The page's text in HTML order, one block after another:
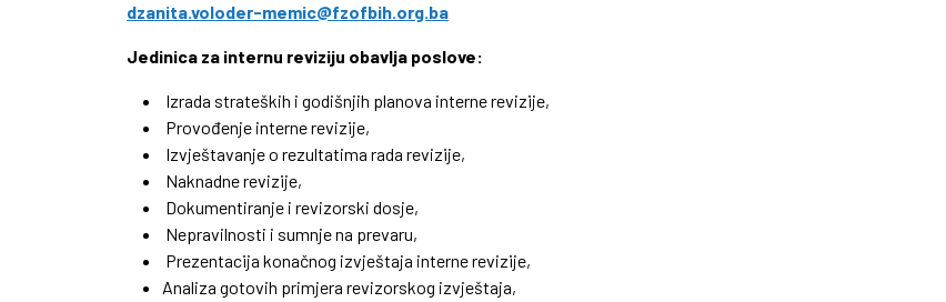
dzanita.voloder-memic@fzofbih.org.ba
Jedinica za internu reviziju obavlja poslove:
Izrada strateških i godišnjih planova interne revizije,
Provođenje interne revizije,
Izvještavanje o rezultatima rada revizije,
Naknadne revizije,
Dokumentiranje i revizorski dosje,
Nepravilnosti i sumnje na prevaru,
Prezentacija konačnog izvještaja interne revizije,
Analiza gotovih primjera revizorskog izvještaja,